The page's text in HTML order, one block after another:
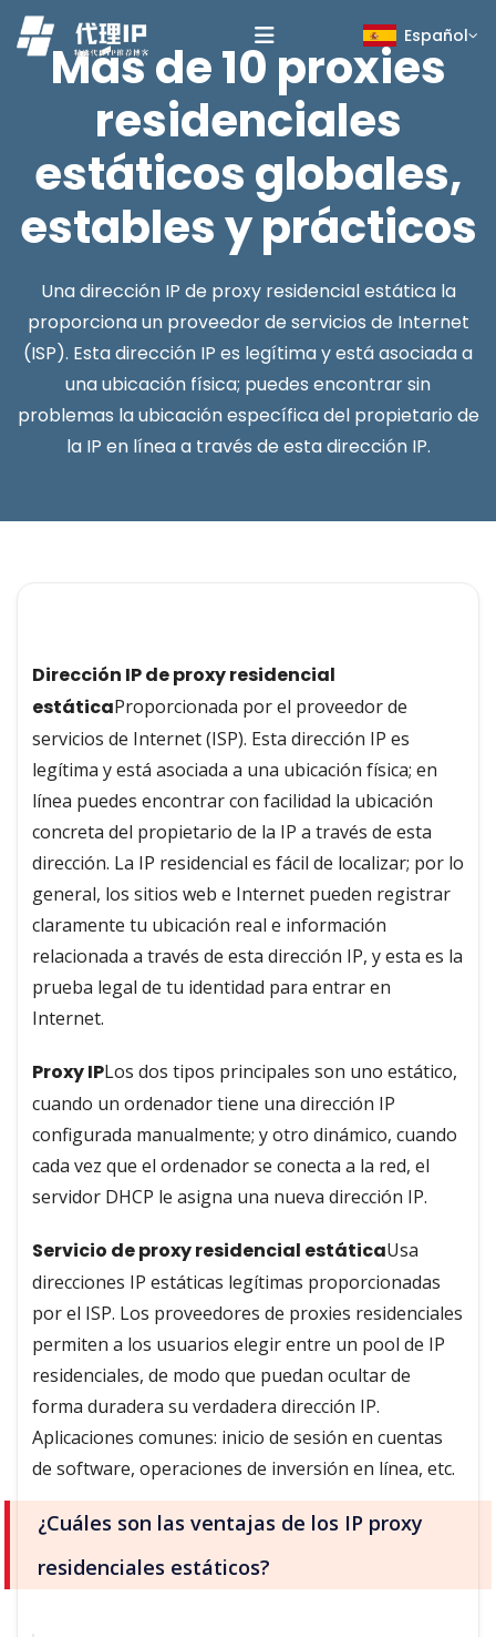
Español
Más de 10 proxies
residenciales
estáticos globales,
estables y prácticos
Una dirección IP de proxy residencial estática la
proporciona un proveedor de servicios de Internet
(ISP). Esta dirección IP es legítima y está asociada a
una ubicación física; puedes encontrar sin
problemas la ubicación específica del propietario de
la IP en línea a través de esta dirección IP.
Dirección IP de proxy residencial
estáticaProporcionada por el proveedor de
servicios de Internet (ISP). Esta dirección IP es
legítima y está asociada a una ubicación física; en
línea puedes encontrar con facilidad la ubicación
concreta del propietario de la IP a través de esta
dirección. La IP residencial es fácil de localizar; por lo
general, los sitios web e Internet pueden registrar
claramente tu ubicación real e información
relacionada a través de esta dirección IP, y esta es la
prueba legal de tu identidad para entrar en
Internet.
Proxy IPLos dos tipos principales son uno estático,
cuando un ordenador tiene una dirección IP
configurada manualmente; y otro dinámico, cuando
cada vez que el ordenador se conecta a la red, el
servidor DHCP le asigna una nueva dirección IP.
Servicio de proxy residencial estáticaUsa
direcciones IP estáticas legítimas proporcionadas
por el ISP. Los proveedores de proxies residenciales
permiten a los usuarios elegir entre un pool de IP
residenciales, de modo que puedan ocultar de
forma duradera su verdadera dirección IP.
Aplicaciones comunes: inicio de sesión en cuentas
de software, operaciones de inversión en línea, etc.
¿Cuáles son las ventajas de los IP proxy
residenciales estáticos?